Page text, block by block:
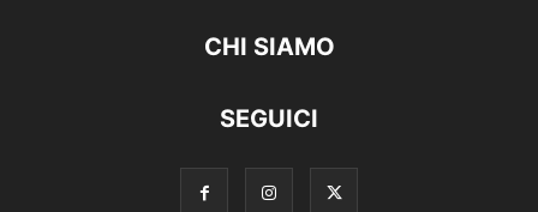
CHI SIAMO
SEGUICI